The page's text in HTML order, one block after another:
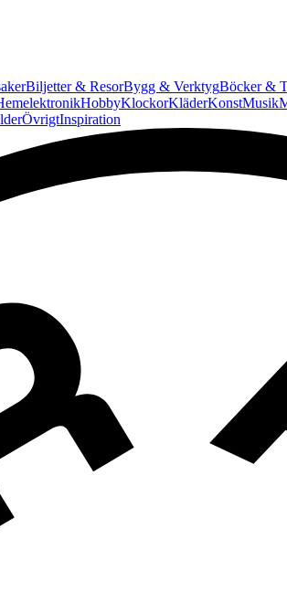
Biljetter & ResorBygg & VerktygBöcker &
HobbyKlockorKläderKonstMusik
ÖvrigtInspiration